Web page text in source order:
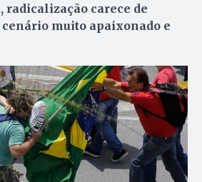
radicalização carece de
cenário muito apaixonado e